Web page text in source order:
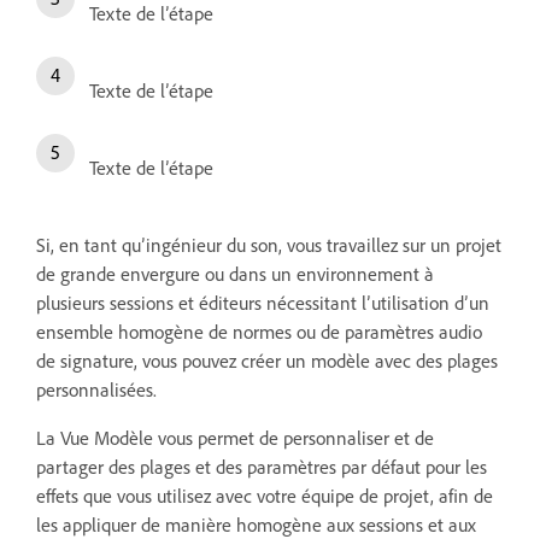
Texte de l’étape
Texte de l’étape
Texte de l’étape
Si, en tant qu’ingénieur du son, vous travaillez sur un projet
de grande envergure ou dans un environnement à
plusieurs sessions et éditeurs nécessitant l’utilisation d’un
ensemble homogène de normes ou de paramètres audio
de signature, vous pouvez créer un modèle avec des plages
personnalisées.
La Vue Modèle vous permet de personnaliser et de
partager des plages et des paramètres par défaut pour les
effets que vous utilisez avec votre équipe de projet, afin de
les appliquer de manière homogène aux sessions et aux